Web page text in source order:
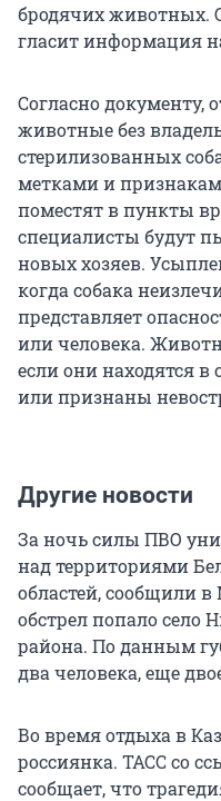
бродячих животных.
гласит информация
Согласно документу,
животные без
стерилизованных
метками и
поместят в пункты
специалисты будут
новых хозяев.
когда собака
представляет
или человека.
если они находятся в
или признаны
Другие новости
За ночь силы ПВО
над территориями
областей, сообщили
обстрел попало село
района. По данным
два человека, еще
Во время отдыха в
россиянка. ТАСС со
сообщает, что